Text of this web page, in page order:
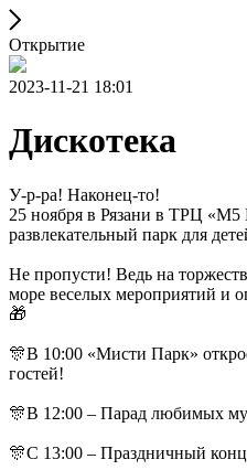
Открытие
2023-11-21 18:01
Дискотека
У-р-ра! Наконец-то!
25 ноября в Рязани в ТРЦ «М5
развлекательный парк для
Не пропусти! Ведь на
море веселых мероприятий и
🎁
🎊В 10:00 «Мисти Парк»
гостей!
🎊В 12:00 – Парад любимых
🎊С 13:00 – Праздничный